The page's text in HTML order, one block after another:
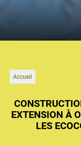
Accueil
EXTENSION À
LES